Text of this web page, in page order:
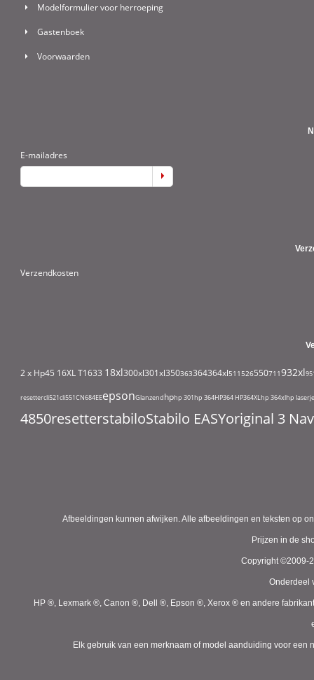
Modelformulier voor herroeping
Gastenboek
Voorwaarden
E-mailadres
Verzendkosten
2 x Hp45 16XL T1633 18xl300xl301xl350363364364xl511 526550711932xl
resettercli521cli551CN684EEepsonGlanzendhphp 301hp 364HP364 HP364XLhp 364xlhp
4850resetterstabiloStabilo EASYoriginal 3
Afbeeldingen kunnen afwijken. Alle afbeeldingen en teksten op
Prijzen in de
Copyright ©2009-
Onderdeel
HP ®, Lexmark ®, Canon ®, Dell ®, Epson ®, Xerox ® en andere
Elk gebruik van een merknaam of model aanduiding voor